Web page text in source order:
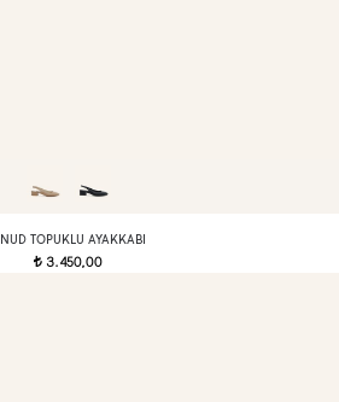
NUD TOPUKLU AYAKKABI
t3.450,00